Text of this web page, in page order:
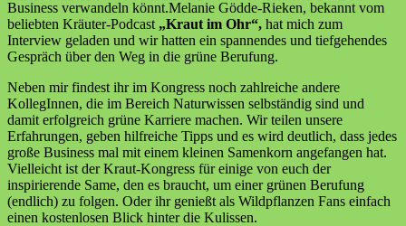
Business verwandeln könnt.Melanie Gödde-Rieken, bekannt vom
beliebten Kräuter-Podcast „Kraut im Ohr“, hat mich zum
Interview geladen und wir hatten ein spannendes und tiefgehendes
Gespräch über den Weg in die grüne Berufung.
Neben mir findest ihr im Kongress noch zahlreiche andere
KollegInnen, die im Bereich Naturwissen selbständig sind und
damit erfolgreich grüne Karriere machen. Wir teilen unsere
Erfahrungen, geben hilfreiche Tipps und es wird deutlich, dass jedes
große Business mal mit einem kleinen Samenkorn angefangen hat.
Vielleicht ist der Kraut-Kongress für einige von euch der
inspirierende Same, den es braucht, um einer grünen Berufung
(endlich) zu folgen. Oder ihr genießt als Wildpflanzen Fans einfach
einen kostenlosen Blick hinter die Kulissen.